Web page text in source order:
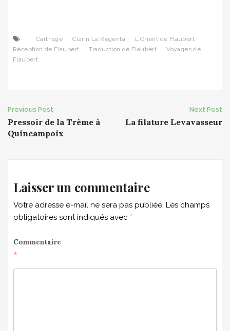
Carthage Clarín La Regenta
L'Orient de Flaubert
Réception de Flaubert
Traduction de Flaubert
Voyages de
Flaubert
Post
navigation
Previous Post
Pressoir de la Trème à
Quincampoix
Next Post
La filature Levavasseur
Laisser un commentaire
Votre adresse e-mail ne sera pas publiée. Les champs
obligatoires sont indiqués avec *
Commentaire
*